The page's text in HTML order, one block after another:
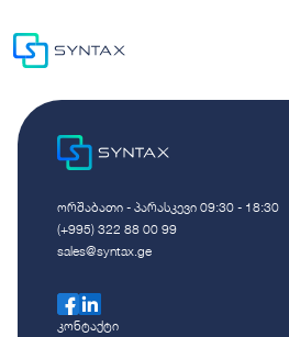
ორშაბათი - პარასკევი 09:30 - 18:30
(+995) 322 88 00 99
sales@syntax.ge
კონტაქტი